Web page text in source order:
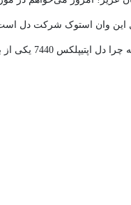
این وان استوک شرکت دل
برای نیازهای کاری و تفریحی شما می‌تواند باشد.